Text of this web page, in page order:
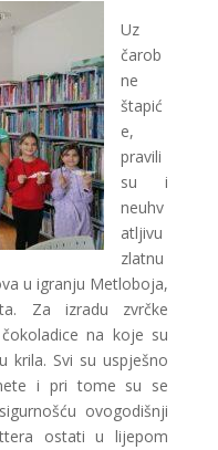
Uz
čarob
ne
štapić
e,
pravili
su i
neuhv
atljivu
zlatnu
u igranju Metloboja,
Za izradu zvrčke
na koje su
krila. Svi su uspješno
i pri tome su se
ovogodišnji
ostati u lijepom